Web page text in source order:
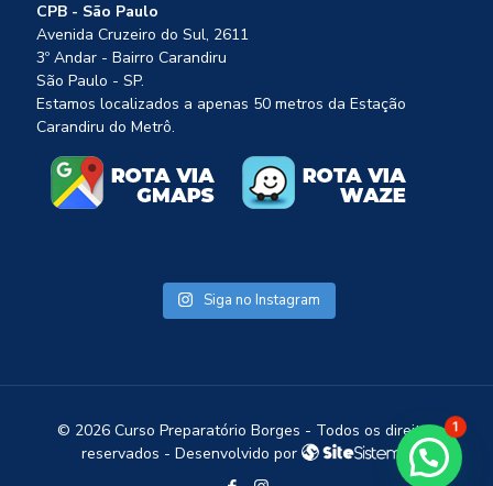
CPB - São Paulo
Avenida Cruzeiro do Sul, 2611
3º Andar - Bairro Carandiru
São Paulo - SP.
Estamos localizados a apenas 50 metros da Estação
Carandiru do Metrô.
Siga no Instagram
© 2026 Curso Preparatório Borges - Todos os direitos
reservados - Desenvolvido por
1